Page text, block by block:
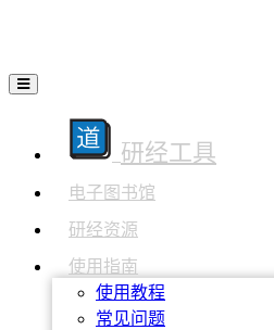
研经工具
电子图书馆
研经资源
使用指南
使用教程
常见问题